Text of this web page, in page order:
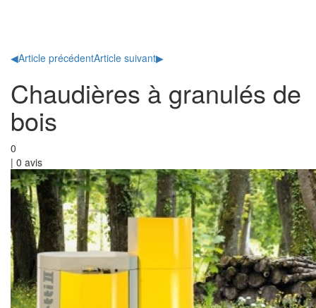
◀Article précédentArticle suivant▶
Chaudières à granulés de
bois
0
| 0 avis